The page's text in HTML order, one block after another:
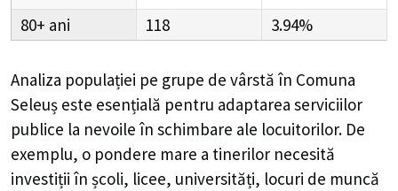
80+
118 3.94%
Analiza populației pe grupe de vârstă în Comuna
Seleuș este esențială pentru adaptarea serviciilor
publice la nevoile în schimbare ale locuitorilor. De
exemplu, o pondere mare a tinerilor necesită
investiții în școli, licee, universități, locuri de muncă